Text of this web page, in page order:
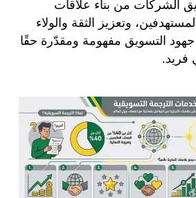
الشركات من بناء علاقات
وتعزيز الثقة والولاء
التسويق مفهومة ومقدّرة حقًا
فريد.